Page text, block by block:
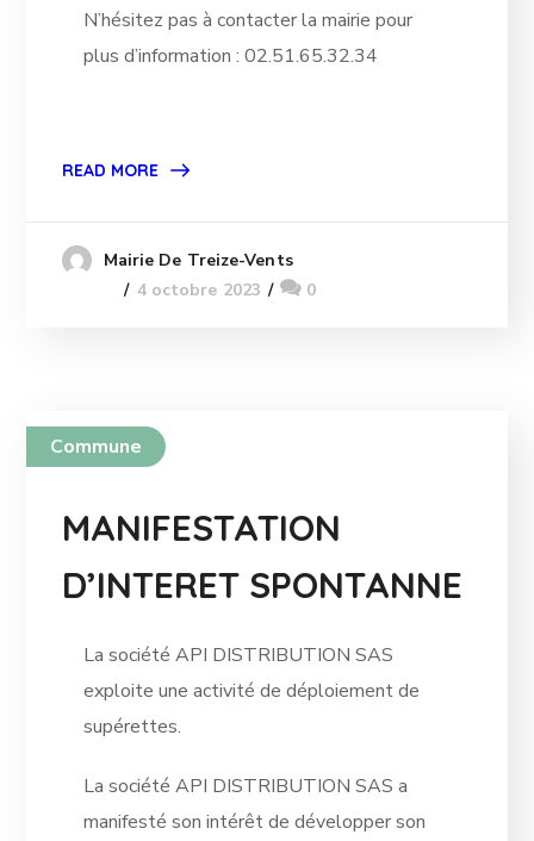
N’hésitez pas à contacter la mairie pour
plus d’information : 02.51.65.32.34
READ MORE
Mairie De Treize-Vents
4 octobre 2023
0
Commune
MANIFESTATION
D’INTERET SPONTANNE
La société API DISTRIBUTION SAS
exploite une activité de déploiement de
supérettes.
La société API DISTRIBUTION SAS a
manifesté son intérêt de développer son